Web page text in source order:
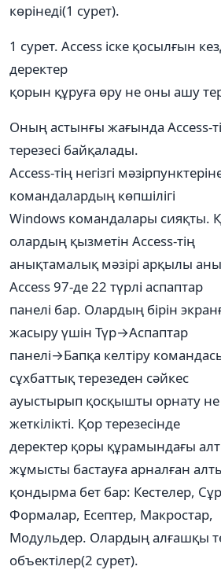
көрінеді(1 сурет).
1 сурет. Access іске қосылғын
деректер
қорын құруға өру не оны ашу
Оның астынғы жағында Access-
терезесі байқалады.
Access-тің негізгі
командалардың көпшілігі
Windows командалары сияқты.
олардың қызметін Access-тің
анықтамалық мәзірі арқылы
Access 97-де 22 түрлі аспаптар
панелі бар. Олардың бірін
жасыру үшін Түр→Аспаптар
панелі→Бапқа келтіру
сұхбаттық терезеден сәйкес
ауыстырып қосқышты орнату не
жеткілікті. Қор терезесінде
деректер қоры құрамындағы
жұмысты бастауға арналған
қондырма бет бар: Кестелер,
Формалар, Есептер, Макростар,
Модульдер. Олардың алғашқы
объектілер(2 сурет).